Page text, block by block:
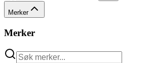
Merker
Merker